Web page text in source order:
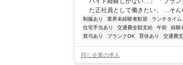
た正社員として働きたい」 …そん
制服あり 業界未経験者歓迎 ランチタイム
住宅手当あり
交通費全額支給 午前 経験
賞与あり
ブランクOK 育休あり 交通費
同じ企業の求人